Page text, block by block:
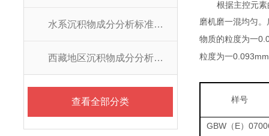
水系沉积物成分分析标准物质
西藏地区沉积物成分分析标准物质
查看全部分类
根据主控元
磨机磨一混均匀
物质的粒度为一
粒度为一0.093mm
样号
GBW（ E）